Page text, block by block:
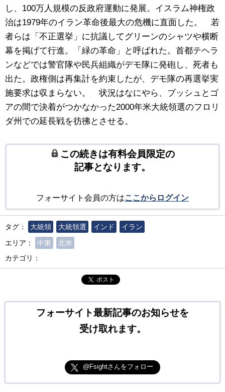
し、100万人規模の反政府運動に発展。イスラム神権政
治は1979年のイラン革命後最大の危機に直面した。 若
者らは「不正選挙」に抗議してグリーンのシャツや横断
幕を掲げて行進。「緑の革命」と呼ばれた。首都テヘラ
ンなどでは警官隊や民兵組織がデモ隊に発砲し、死者も
出た。政権側は再集計を約束したが、デモ隊の再選挙実
施要求は収まらない。 状況はなにやら、ブッシュとゴ
アの間で決着がつかなかった2000年米大統領選のフロリ
ダ州での延長戦を彷彿とさせる。
この続きは有料会員限定の
記事となります。
フォーサイト会員の方はここからログイン
タグ： 大統領 大統領選 インド
イラン
エリア：
中東
北米
カテゴリ：
ポスト
フォーサイト最新記事のお知らせを
受け取れます。
@Fsightさんをフォロー